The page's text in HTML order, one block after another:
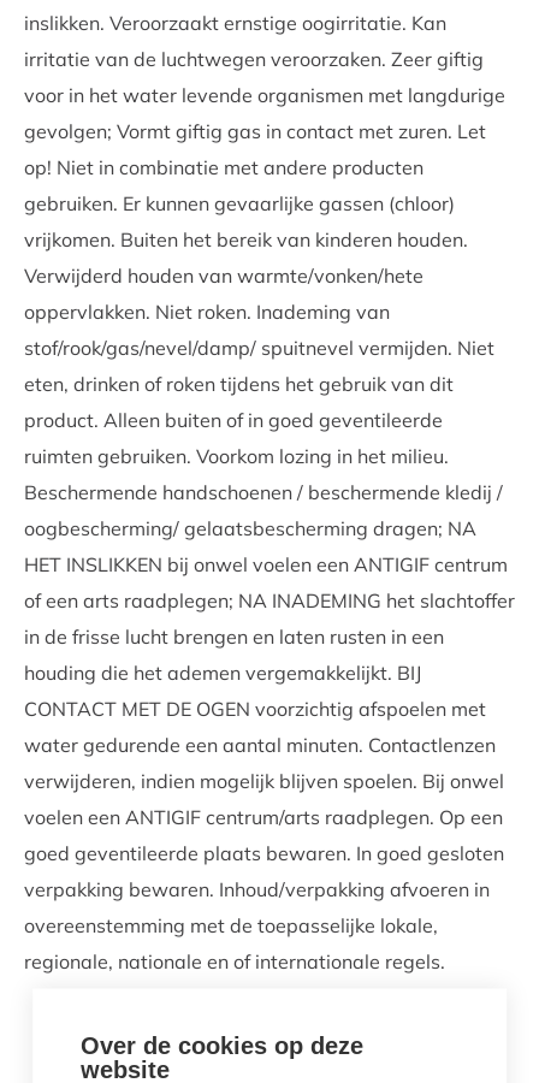
inslikken. Veroorzaakt ernstige oogirritatie. Kan
irritatie van de luchtwegen veroorzaken. Zeer giftig
voor in het water levende organismen met langdurige
gevolgen; Vormt giftig gas in contact met zuren. Let
op! Niet in combinatie met andere producten
gebruiken. Er kunnen gevaarlijke gassen (chloor)
vrijkomen. Buiten het bereik van kinderen houden.
Verwijderd houden van warmte/vonken/hete
oppervlakken. Niet roken. Inademing van
stof/rook/gas/nevel/damp/ spuitnevel vermijden. Niet
eten, drinken of roken tijdens het gebruik van dit
product. Alleen buiten of in goed geventileerde
ruimten gebruiken. Voorkom lozing in het milieu.
Beschermende handschoenen / beschermende kledij /
oogbescherming/ gelaatsbescherming dragen; NA
HET INSLIKKEN bij onwel voelen een ANTIGIF centrum
of een arts raadplegen; NA INADEMING het slachtoffer
in de frisse lucht brengen en laten rusten in een
houding die het ademen vergemakkelijkt. BIJ
CONTACT MET DE OGEN voorzichtig afspoelen met
water gedurende een aantal minuten. Contactlenzen
verwijderen, indien mogelijk blijven spoelen. Bij onwel
voelen een ANTIGIF centrum/arts raadplegen. Op een
goed geventileerde plaats bewaren. In goed gesloten
verpakking bewaren. Inhoud/verpakking afvoeren in
overeenstemming met de toepasselijke lokale,
regionale, nationale en of internationale regels.
Over de cookies op deze
website